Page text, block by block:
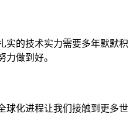
实的技术实力需要多年默默积
力做到好。
球化进程让我们接触到更多世